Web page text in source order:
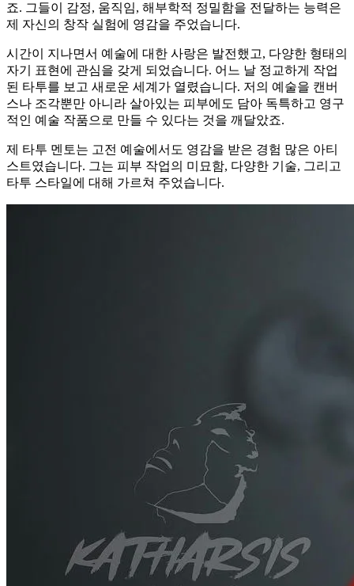
죠. 그들이 감정, 움직임, 해부학적 정밀함을 전달하는 능력은
제 자신의 창작 실험에 영감을 주었습니다.
시간이 지나면서 예술에 대한 사랑은 발전했고, 다양한 형태의
자기 표현에 관심을 갖게 되었습니다. 어느 날 정교하게 작업
된 타투를 보고 새로운 세계가 열렸습니다. 저의 예술을 캔버
스나 조각뿐만 아니라 살아있는 피부에도 담아 독특하고 영구
적인 예술 작품으로 만들 수 있다는 것을 깨달았죠.
제 타투 멘토는 고전 예술에서도 영감을 받은 경험 많은 아티
스트였습니다. 그는 피부 작업의 미묘함, 다양한 기술, 그리고
타투 스타일에 대해 가르쳐 주었습니다.